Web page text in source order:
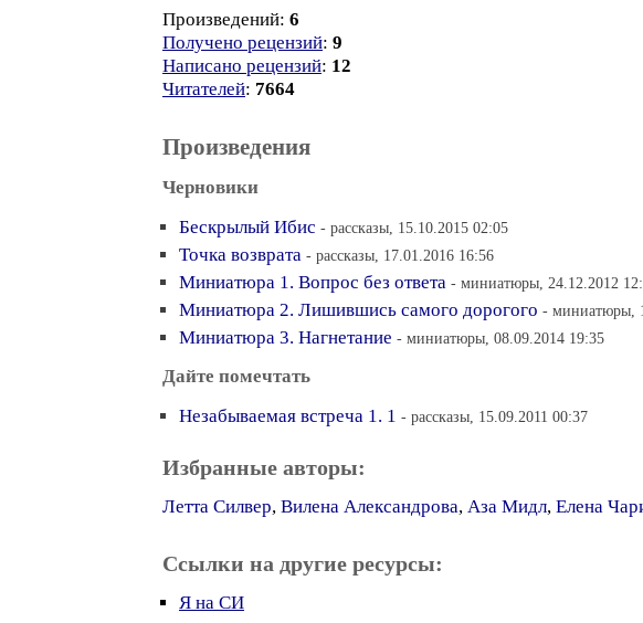
Произведений: 6
Получено рецензий: 9
Написано рецензий: 12
Читателей: 7664
Произведения
Черновики
Бескрылый Ибис - рассказы, 15.10.2015 02:05
Точка возврата - рассказы, 17.01.2016 16:56
Миниатюра 1. Вопрос без ответа - миниатюры, 24.12.2012
Миниатюра 2. Лишившись самого дорогого - миниатюры,
Миниатюра 3. Нагнетание - миниатюры, 08.09.2014 19:35
Дайте помечтать
Незабываемая встреча 1. 1 - рассказы, 15.09.2011 00:37
Избранные авторы:
Летта Силвер, Вилена Александрова, Аза Мидл, Елена
Ссылки на другие ресурсы:
Я на СИ